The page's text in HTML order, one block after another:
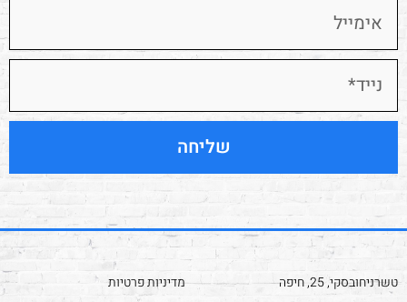
שליחה
טשרניחובסקי, 25, חיפה
מדיניות פרטיות